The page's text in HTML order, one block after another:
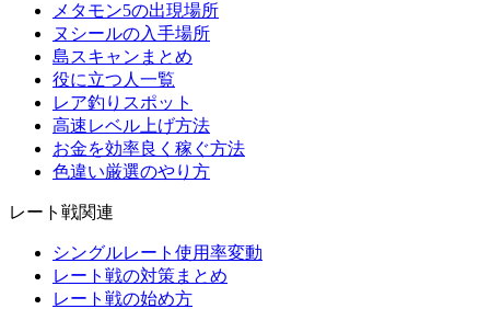
メタモン5の出現場所
ヌシールの入手場所
島スキャンまとめ
役に立つ人一覧
レア釣りスポット
高速レベル上げ方法
お金を効率良く稼ぐ方法
色違い厳選のやり方
レート戦関連
シングルレート使用率変動
レート戦の対策まとめ
レート戦の始め方